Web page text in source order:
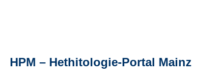
HPM – Hethitologie-Portal Mainz